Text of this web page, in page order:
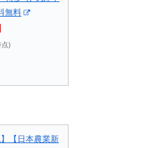
無料
)
】【日本農業新